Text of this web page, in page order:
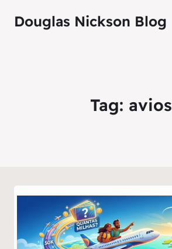
Douglas Nickson Blog
Tag: avios